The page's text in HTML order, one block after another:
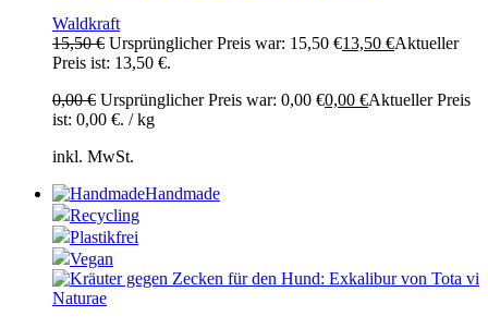
Waldkraft
15,50€ Ursprünglicher Preis war: 15,50 €13,50 €Aktueller
Preis ist: 13,50 €.
0,00€ Ursprünglicher Preis war: 0,00 €0,00 €Aktueller Preis
ist: 0,00 €. /kg
inkl. MwSt.
Handmade
Recycling
Plastikfrei
Vegan